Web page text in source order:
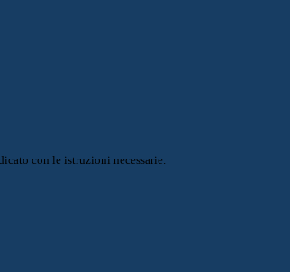
con le istruzioni necessarie.